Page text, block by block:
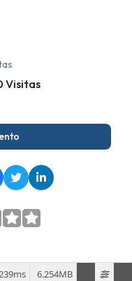
Visitas
6.254MB